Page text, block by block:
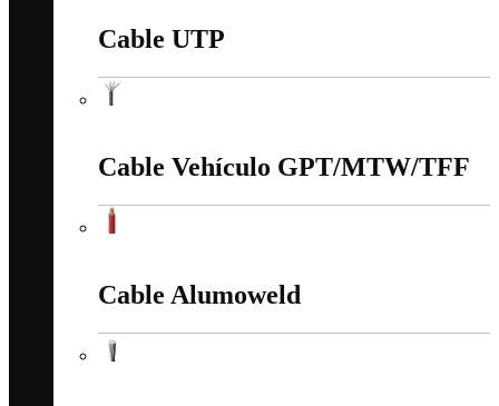
Cable UTP
Cable Vehículo GPT/MTW/TFF
Cable Alumoweld